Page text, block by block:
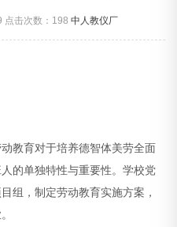
击次数： 198 中人教仪厂
教育对于培养德智体美劳全面
的单独特性与重要性。学校党
组，制定劳动教育实施方案，